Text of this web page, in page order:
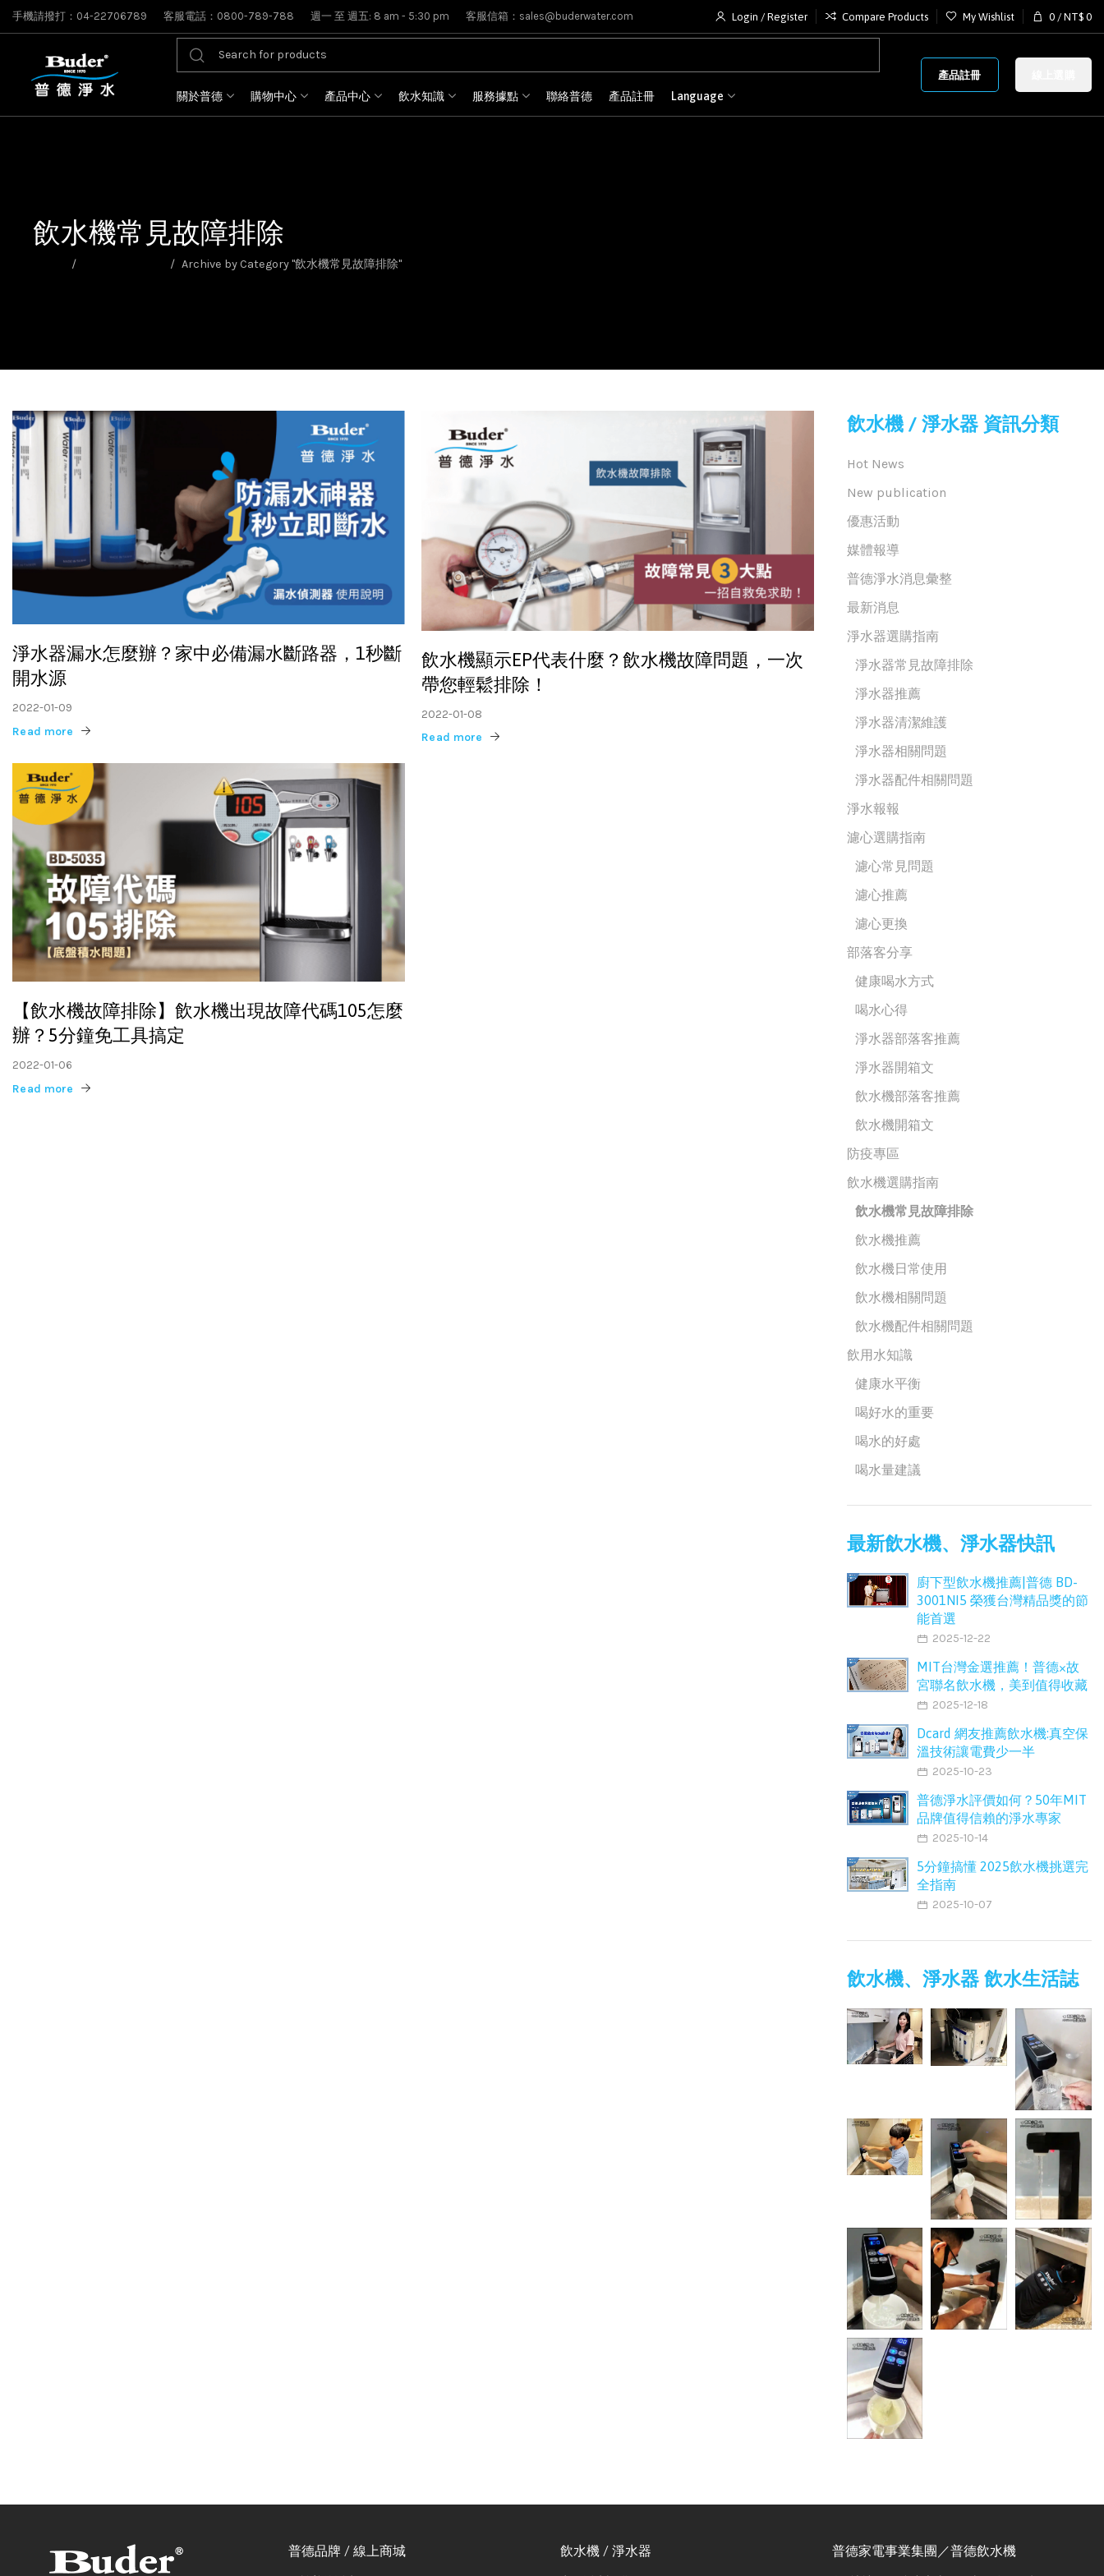
手機請撥打：04-22706789 客服電話：0800-789-788 週一 至 週五: 8 am - 5:30 pm 客服信箱：sales@buderwater.com Login / Register Compare Products My Wishlist 0 / NT$ 0
關於普德 購物中心 產品中心 飲水知識 服務據點 聯絡普德 產品註冊 Language
產品註冊
飲水機常見故障排除
Archive by Category "飲水機常見故障排除"
淨水器漏水怎麼辦？家中必備漏水斷路器，1秒斷
開水源
2022-01-09
Read more
飲水機顯示EP代表什麼？飲水機故障問題，一次
帶您輕鬆排除！
2022-01-08
Read more
【飲水機故障排除】飲水機出現故障代碼105怎麼
辦？5分鐘免工具搞定
2022-01-06
Read more
飲水機 / 淨水器 資訊分類
Hot News
New publication
優惠活動
媒體報導
普德淨水消息彙整
最新消息
淨水器選購指南
淨水器常見故障排除
淨水器推薦
淨水器清潔維護
淨水器相關問題
淨水器配件相關問題
淨水報報
濾心選購指南
濾心常見問題
濾心推薦
濾心更換
部落客分享
健康喝水方式
喝水心得
淨水器部落客推薦
淨水器開箱文
飲水機部落客推薦
飲水機開箱文
防疫專區
飲水機選購指南
飲水機常見故障排除
飲水機推薦
飲水機日常使用
飲水機相關問題
飲水機配件相關問題
飲用水知識
健康水平衡
喝好水的重要
喝水的好處
喝水量建議
最新飲水機、淨水器快訊
廚下型飲水機推薦|普德 BD-
3001NI5 榮獲台灣精品獎的節
能首選
2025-12-22
MIT台灣金選推薦！普德×故
宮聯名飲水機，美到值得收藏
2025-12-18
Dcard 網友推薦飲水機:真空保
溫技術讓電費少一半
2025-10-23
普德淨水評價如何？50年MIT
品牌值得信賴的淨水專家
2025-10-14
5分鐘搞懂 2025飲水機挑選完
全指南
2025-10-07
飲水機、淨水器 飲水生活誌
普德品牌 / 線上商城 飲水機 / 淨水器 普德家電事業集團／普德飲水機